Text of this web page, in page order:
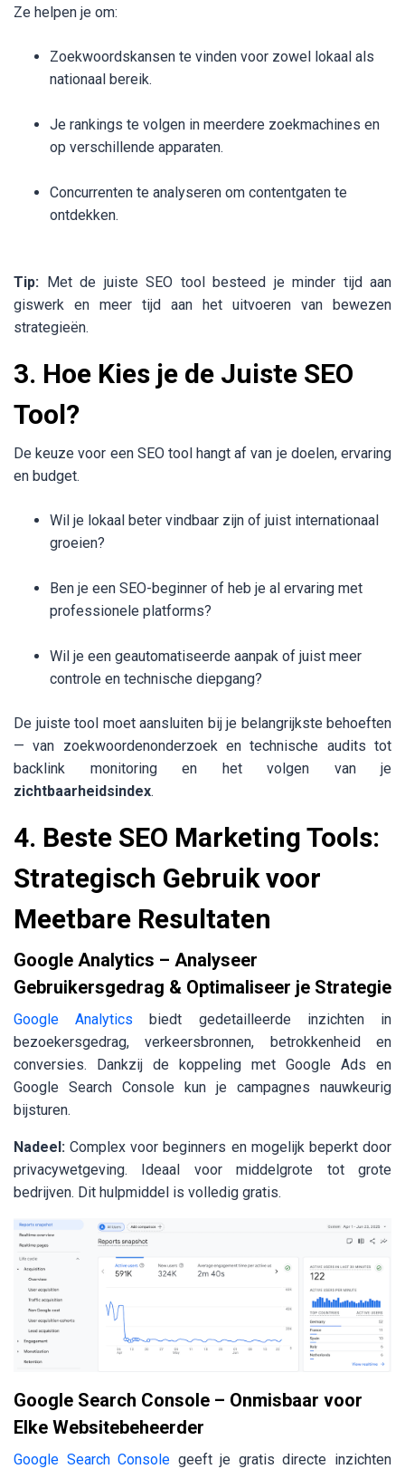
Ze helpen je om:
Zoekwoords­kansen te vinden voor zowel lokaal als
nationaal bereik.
Je rankings te volgen in meerdere zoekmachines en
op verschillende apparaten.
Concurrenten te analyseren om contentgaten te
ontdekken.
Tip: Met de juiste SEO tool besteed je minder tijd aan
giswerk en meer tijd aan het uitvoeren van bewezen
strategieën.
3. Hoe Kies je de Juiste SEO
Tool?
De keuze voor een SEO tool hangt af van je doelen, ervaring
en budget.
Wil je lokaal beter vindbaar zijn of juist internationaal
groeien?
Ben je een SEO-beginner of heb je al ervaring met
professionele platforms?
Wil je een geautomatiseerde aanpak of juist meer
controle en technische diepgang?
De juiste tool moet aansluiten bij je belangrijkste behoeften
— van zoekwoordenonderzoek en technische audits tot
backlink monitoring en het volgen van je
zichtbaarheidsindex.
4. Beste SEO Marketing Tools:
Strategisch Gebruik voor
Meetbare Resultaten
Google Analytics – Analyseer
Gebruikersgedrag & Optimaliseer je Strategie
Google Analytics biedt gedetailleerde inzichten in
bezoekersgedrag, verkeersbronnen, betrokkenheid en
conversies. Dankzij de koppeling met Google Ads en
Google Search Console kun je campagnes nauwkeurig
bijsturen.
Nadeel: Complex voor beginners en mogelijk beperkt door
privacywetgeving. Ideaal voor middelgrote tot grote
bedrijven. Dit hulpmiddel is volledig gratis.
Google Search Console – Onmisbaar voor
Elke Websitebeheerder
Google Search Console geeft je gratis directe inzichten